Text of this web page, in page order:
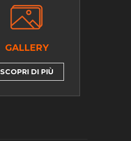
GALLERY
SCOPRI DI PIÙ